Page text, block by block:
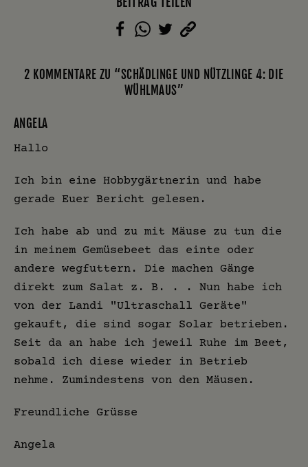
2 KOMMENTARE ZU “SCHÄDLINGE UND NÜTZLINGE 4: DIE
WÜHLMAUS”
ANGELA
Hallo
Ich bin eine Hobbygärtnerin und habe
gerade Euer Bericht gelesen.
Ich habe ab und zu mit Mäuse zu tun die
in meinem Gemüsebeet das einte oder
andere wegfuttern. Die machen Gänge
direkt zum Salat z. B. . . Nun habe ich
von der Landi "Ultraschall Geräte"
gekauft, die sind sogar Solar betrieben.
Seit da an habe ich jeweil Ruhe im Beet,
sobald ich diese wieder in Betrieb
nehme. Zumindestens von den Mäusen.
Freundliche Grüsse
Angela